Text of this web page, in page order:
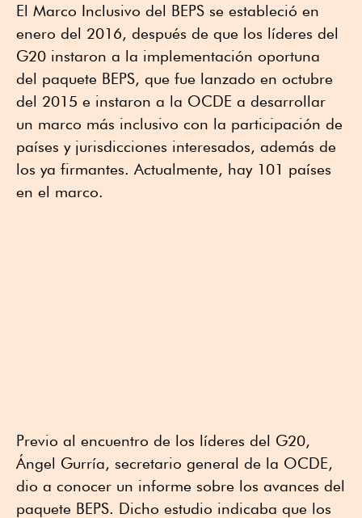
El Marco Inclusivo del BEPS se estableció en
enero del 2016, después de que los líderes del
G20 instaron a la implementación oportuna
del paquete BEPS, que fue lanzado en octubre
del 2015 e instaron a la OCDE a desarrollar
un marco más inclusivo con la participación de
países y jurisdicciones interesados, además de
los ya firmantes. Actualmente, hay 101 países
en el marco.
Previo al encuentro de los líderes del G20,
Ángel Gurría, secretario general de la OCDE,
dio a conocer un informe sobre los avances del
paquete BEPS. Dicho estudio indicaba que los